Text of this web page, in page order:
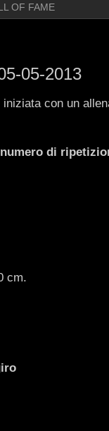
OF FAME
05-2013
con un
di
cm.